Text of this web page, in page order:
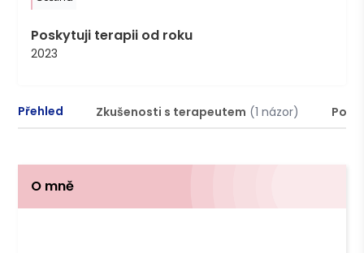
Poskytuji terapii od roku
2023
Přehled Zkušenosti s terapeutem (1 názor)
O mně